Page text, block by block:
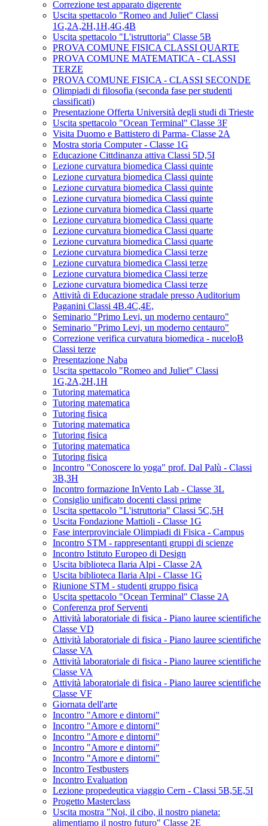
Correzione test apparato digerente
Uscita spettacolo "Romeo and Juliet" Classi
1G,2A,2H,1H,4G,4B
Uscita spettacolo "L'istruttoria" Classe 5B
PROVA COMUNE FISICA CLASSI QUARTE
PROVA COMUNE MATEMATICA - CLASSI
TERZE
PROVA COMUNE FISICA - CLASSI SECONDE
Olimpiadi di filosofia (seconda fase per studenti
classificati)
Presentazione Offerta Università degli studi di Trieste
Uscita spettacolo "Ocean Terminal" Classe 3F
Visita Duomo e Battistero di Parma- Classe 2A
Mostra storia Computer - Classe 1G
Educazione Cittdinanza attiva Classi 5D,5I
Lezione curvatura biomedica Classi quinte
Lezione curvatura biomedica Classi quinte
Lezione curvatura biomedica Classi quinte
Lezione curvatura biomedica Classi quinte
Lezione curvatura biomedica Classi quarte
Lezione curvatura biomedica Classi quarte
Lezione curvatura biomedica Classi quarte
Lezione curvatura biomedica Classi quarte
Lezione curvatura biomedica Classi terze
Lezione curvatura biomedica Classi terze
Lezione curvatura biomedica Classi terze
Lezione curvatura biomedica Classi terze
Attività di Educazione stradale presso Auditorium
Paganini Classi 4B.4C,4E,
Seminario "Primo Levi, un moderno centauro"
Seminario "Primo Levi, un moderno centauro"
Correzione verifica curvatura biomedica - nuceloB
Classi terze
Presentazione Naba
Uscita spettacolo "Romeo and Juliet" Classi
1G,2A,2H,1H
Tutoring matematica
Tutoring matematica
Tutoring fisica
Tutoring matematica
Tutoring fisica
Tutoring matematica
Tutoring fisica
Incontro "Conoscere lo yoga" prof. Dal Palù - Classi
3B,3H
Incontro formazione InVento Lab - Classe 3L
Consiglio unificato docenti classi prime
Uscita spettacolo "L'istruttoria" Classi 5C,5H
Uscita Fondazione Mattioli - Classe 1G
Fase interprovinciale Olimpiadi di Fisica - Campus
Incontro STM - rappresentanti gruppi di scienze
Incontro Istituto Europeo di Design
Uscita biblioteca Ilaria Alpi - Classe 2A
Uscita biblioteca Ilaria Alpi - Classe 1G
Riunione STM - studenti gruppo fisica
Uscita spettacolo "Ocean Terminal" Classe 2A
Conferenza prof Serventi
Attività laboratoriale di fisica - Piano lauree scientifiche
Classe VD
Attività laboratoriale di fisica - Piano lauree scientifiche
Classe VA
Attività laboratoriale di fisica - Piano lauree scientifiche
Classe VA
Attività laboratoriale di fisica - Piano lauree scientifiche
Classe VF
Giornata dell'arte
Incontro "Amore e dintorni"
Incontro "Amore e dintorni"
Incontro "Amore e dintorni"
Incontro "Amore e dintorni"
Incontro "Amore e dintorni"
Incontro Testbusters
Incontro Evaluation
Lezione propedeutica viaggio Cern - Classi 5B,5E,5I
Progetto Masterclass
Uscita mostra "Noi, il cibo, il nostro pianeta:
alimentiamo il nostro futuro" Classe 2E